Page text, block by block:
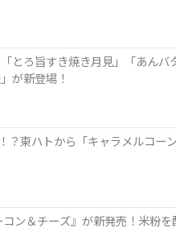
とろ旨すき焼き月見」「あん
が新登場！
？東ハトから「キャラメルコー
ン＆チーズ』が新発売！米粉